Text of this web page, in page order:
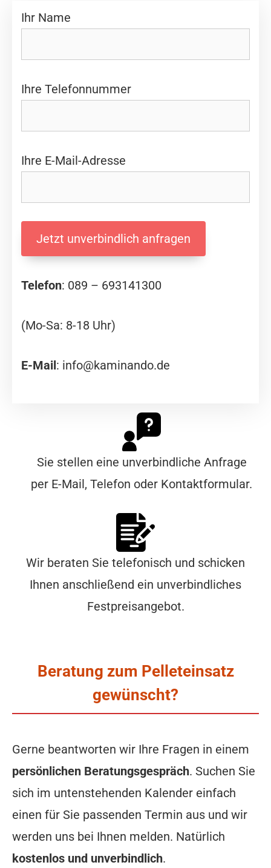
Ihr Name
Ihre Telefonnummer
Ihre E-Mail-Adresse
Telefon: 089 – 693141300
(Mo-Sa: 8-18 Uhr)
E-Mail: info@kaminando.de
Sie stellen eine unverbindliche Anfrage
per E-Mail, Telefon oder Kontaktformular.
Wir beraten Sie telefonisch und schicken
Ihnen anschließend ein unverbindliches
Festpreisangebot.
Beratung zum Pelleteinsatz
gewünscht?
Gerne beantworten wir Ihre Fragen in einem
persönlichen Beratungsgespräch. Suchen Sie
sich im untenstehenden Kalender einfach
einen für Sie passenden Termin aus und wir
werden uns bei Ihnen melden. Natürlich
kostenlos und unverbindlich.